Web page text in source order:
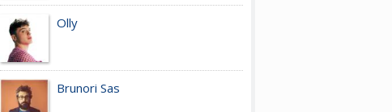
Olly
Brunori Sas